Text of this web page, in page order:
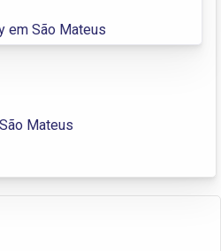
em São Mateus
Mateus